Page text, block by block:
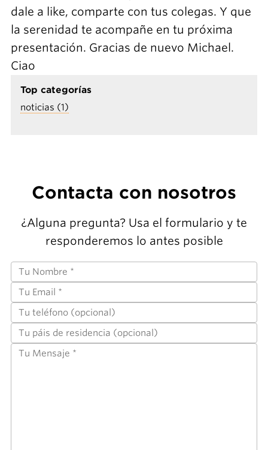
dale a like, comparte con tus colegas. Y que
la serenidad te acompañe en tu próxima
presentación. Gracias de nuevo Michael.
Ciao
Top categorías
noticias (1)
Contacta con nosotros
¿Alguna pregunta? Usa el formulario y te
responderemos lo antes posible